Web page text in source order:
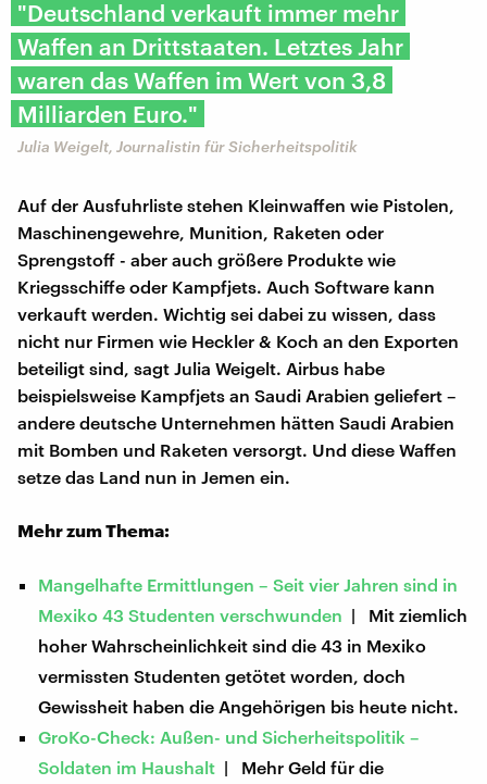
"Deutschland verkauft immer mehr
Waffen an Drittstaaten. Letztes Jahr
waren das Waffen im Wert von 3,8
Milliarden Euro."
Julia Weigelt, Journalistin für Sicherheitspolitik
Auf der Ausfuhrliste stehen Kleinwaffen wie Pistolen,
Maschinengewehre, Munition, Raketen oder
Sprengstoff - aber auch größere Produkte wie
Kriegsschiffe oder Kampfjets. Auch Software kann
verkauft werden. Wichtig sei dabei zu wissen, dass
nicht nur Firmen wie Heckler & Koch an den Exporten
beteiligt sind, sagt Julia Weigelt. Airbus habe
beispielsweise Kampfjets an Saudi Arabien geliefert –
andere deutsche Unternehmen hätten Saudi Arabien
mit Bomben und Raketen versorgt. Und diese Waffen
setze das Land nun in Jemen ein.
Mehr zum Thema:
Mangelhafte Ermittlungen – Seit vier Jahren sind in
Mexiko 43 Studenten verschwunden | Mit ziemlich
hoher Wahrscheinlichkeit sind die 43 in Mexiko
vermissten Studenten getötet worden, doch
Gewissheit haben die Angehörigen bis heute nicht.
GroKo-Check: Außen- und Sicherheitspolitik –
Soldaten im Haushalt | Mehr Geld für die